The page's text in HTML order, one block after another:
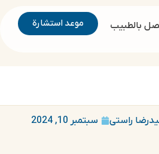
موعد استشارة بالطبيب
راستی سبتمبر 10, 2024